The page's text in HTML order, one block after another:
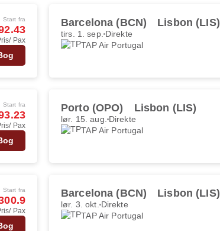
Start fra
Pax
Barcelona (BCN) Lisbon (LIS)
tirs. 1. sep. Direkte
TAP Air Portugal
Start fra
Pax
Porto (OPO) Lisbon (LIS)
lør. 15. aug. Direkte
TAP Air Portugal
Start fra
Pax
Barcelona (BCN) Lisbon (LIS)
lør. 3. okt. Direkte
TAP Air Portugal